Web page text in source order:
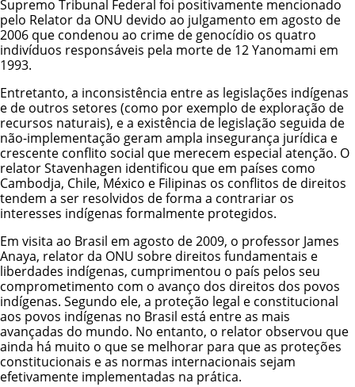
Supremo Tribunal Federal foi positivamente mencionado
pelo Relator da ONU devido ao julgamento em agosto de
2006 que condenou ao crime de genocídio os quatro
indivíduos responsáveis pela morte de 12Yanomami em
1993.
Entretanto, a inconsistência entre as legislações indígenas
e de outros setores (como por exemplo de exploração de
recursos naturais), e a existência de legislação seguida de
não-implementação geram ampla insegurança jurídica e
crescente conflito social que merecem especial atenção. O
relator Stavenhagen identificou que em países como
Cambodja, Chile, México e Filipinas os conflitos de direitos
tendem a ser resolvidos de forma a contrariar os
interesses indígenas formalmente protegidos.
Em visita ao Brasil em agosto de 2009, o professor James
Anaya, relator da ONU sobre direitos fundamentais e
liberdades indígenas, cumprimentou o país pelos seu
comprometimento com o avanço dos direitos dos povos
indígenas. Segundo ele, a proteção legal e constitucional
aos povos indígenas no Brasil está entre as mais
avançadas do mundo. No entanto, o relator observou que
ainda há muito o que se melhorar para que as proteções
constitucionais e as normas internacionais sejam
efetivamente implementadas na prática.